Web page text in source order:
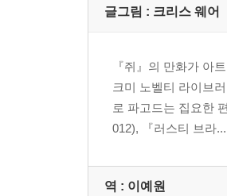
글그림 : 크리스 웨어
『쥐』의 만화가 아
크미 노벨티 라이브
로 파고드는 집요한
012), 『러스티 브라...
역 : 이예원